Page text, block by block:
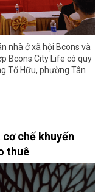
nhà ở xã hội Bcons và
Bcons City Life có quy
Tố Hữu, phường Tân
chế khuyến
thuê